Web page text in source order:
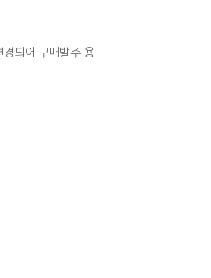
되어 구매발주 용